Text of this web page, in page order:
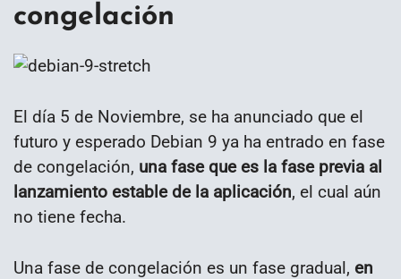
congelación
El día 5 de Noviembre, se ha anunciado que el
futuro y esperado Debian 9 ya ha entrado en fase
de congelación, una fase que es la fase previa al
lanzamiento estable de la aplicación, el cual aún
no tiene fecha.
Una fase de congelación es un fase gradual, en